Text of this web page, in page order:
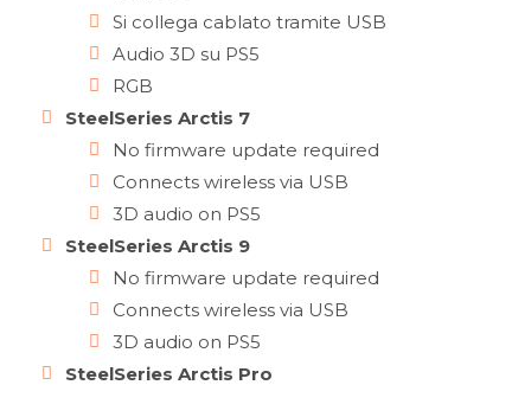
Si collega cablato tramite USB
Audio 3D su PS5
RGB
SteelSeries Arctis 7
No firmware update required
Connects wireless via USB
3D audio on PS5
SteelSeries Arctis 9
No firmware update required
Connects wireless via USB
3D audio on PS5
SteelSeries Arctis Pro